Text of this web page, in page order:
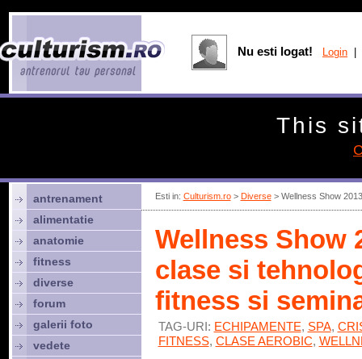
Esti in: Culturism.ro> Diverse> Wellness Show
Wellness Show
clase si
fitness si
TAG-URI: ECHIPAMENTE, SPA,
FITNESS, CLASE AEROBIC,
antrenament
alimentatie
anatomie
fitness
diverse
forum
galerii foto
vedete
Nu esti logat! Login
This